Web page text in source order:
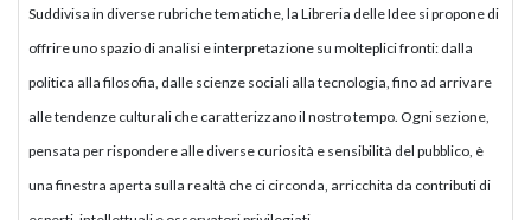
Suddivisa in diverse rubriche tematiche, la Libreria delle Idee si propone di
offrire uno spazio di analisi e interpretazione su molteplici fronti: dalla
politica alla filosofia, dalle scienze sociali alla tecnologia, fino ad arrivare
alle tendenze culturali che caratterizzano il nostro tempo. Ogni sezione,
pensata per rispondere alle diverse curiosità e sensibilità del pubblico, è
una finestra aperta sulla realtà che ci circonda, arricchita da contributi di